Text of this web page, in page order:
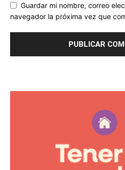
Guardar mi nombre, correo
navegador la próxima vez que